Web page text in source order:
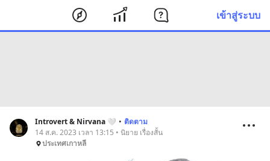
เข้าสู่ระบบ
Introvert & Nirvana 🤍 • ติดตาม
14 ส.ค. 2023 เวลา 13:15 • นิยาย เรื่องสั้น
ประเทศเกาหลี